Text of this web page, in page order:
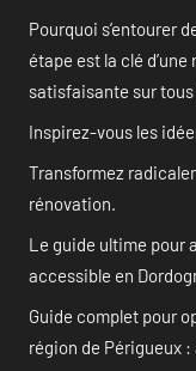
Pourquoi s’entourer
étape est la clé
satisfaisante sur tous
Inspirez-vous les
Transformez
rénovation.
Le guide ultime pour
accessible en
Guide complet pour
région de Périgueux